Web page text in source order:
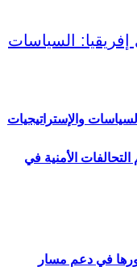
الأمنية في
والإستراتيجيات
في دعم مسار